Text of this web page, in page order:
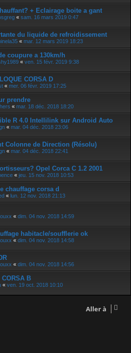
+ Eclairage boite a gant
« sam. 16 mars 2019 0:47
du liquide de refroidissement
« mar. 12 mars 2019 18:23
coupure a 130km/h
« ven. 15 févr. 2019 9:38
CORSA D
« mer. 06 févr. 2019 17:25
prendre
« mar. 18 déc. 2018 18:20
R 4.0 Intellilink sur Android Auto
« mar. 04 déc. 2018 23:06
Colonne de Direction (Résolu)
« mar. 04 déc. 2018 22:41
Opel Corca C 1.2 2001
« jeu. 15 nov. 2018 10:53
chauffage corsa d
« lun. 12 nov. 2018 21:13
« dim. 04 nov. 2018 14:59
habitacle/soufflerie ok
« dim. 04 nov. 2018 14:58
« dim. 04 nov. 2018 14:56
B
« ven. 19 oct. 2018 10:10
Aller à